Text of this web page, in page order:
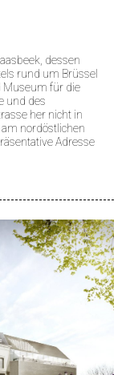
dessen
rund um Brüssel
Museum für die
und des
her nicht in
nordöstlichen
Adresse